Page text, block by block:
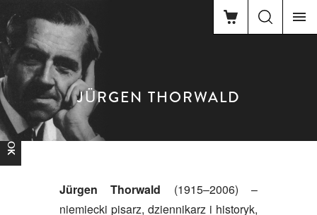
JÜRGEN THORWALD
FACEBOOK
Jürgen Thorwald (1915–2006) –
niemiecki pisarz, dziennikarz i historyk,